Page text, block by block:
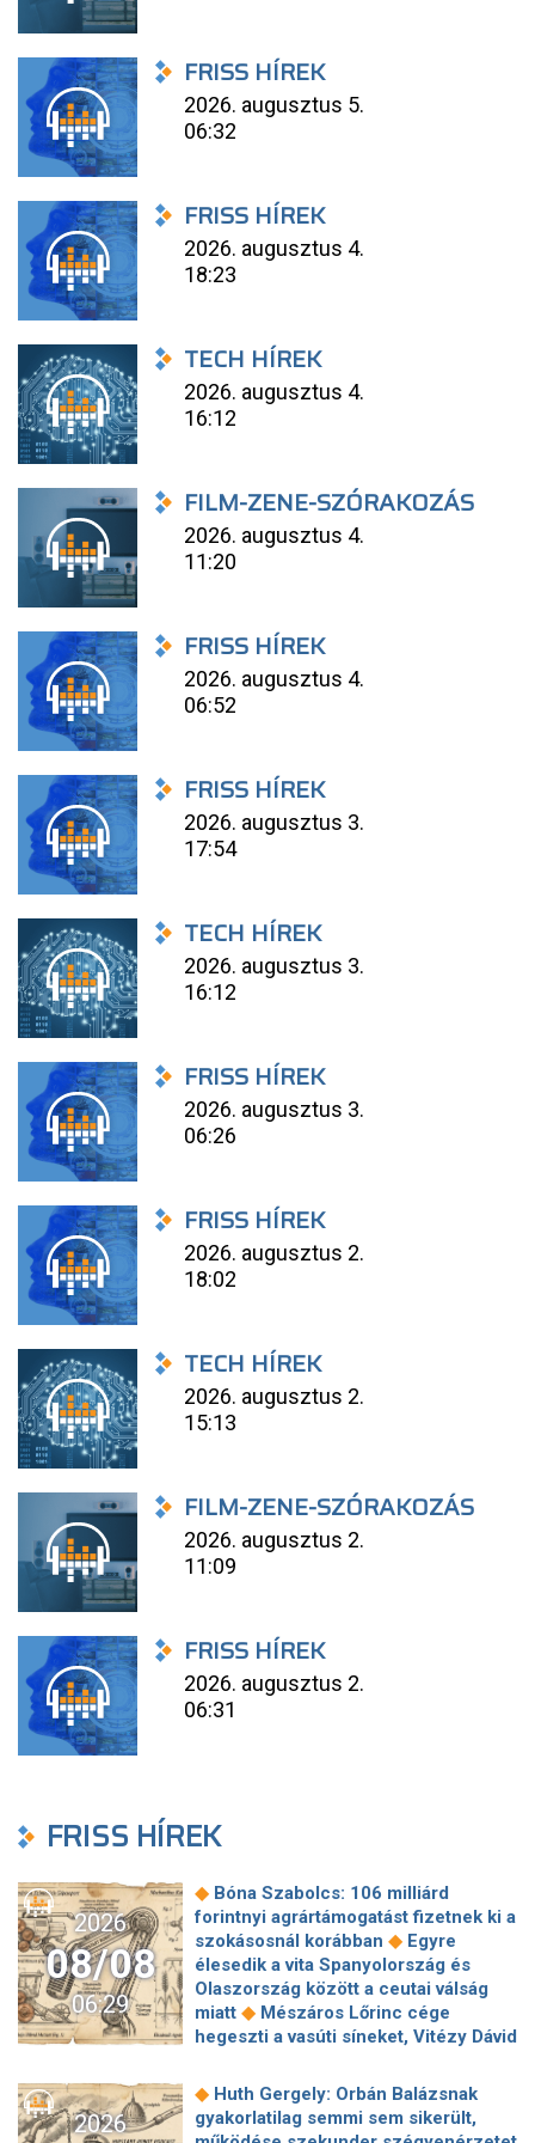
FRISS HÍREK
2026. augusztus 5.
06:32
FRISS HÍREK
2026. augusztus 4.
18:23
TECH HÍREK
2026. augusztus 4.
16:12
FILM-ZENE-SZÓRAKOZÁS
2026. augusztus 4.
11:20
FRISS HÍREK
2026. augusztus 4.
06:52
FRISS HÍREK
2026. augusztus 3.
17:54
TECH HÍREK
2026. augusztus 3.
16:12
FRISS HÍREK
2026. augusztus 3.
06:26
FRISS HÍREK
2026. augusztus 2.
18:02
TECH HÍREK
2026. augusztus 2.
15:13
FILM-ZENE-SZÓRAKOZÁS
2026. augusztus 2.
11:09
FRISS HÍREK
2026. augusztus 2.
06:31
FRISS HÍREK
2026
08/08
06:29
◆ Bóna Szabolcs: 106 milliárd
forintnyi agrártámogatást fizetnek ki a
szokásosnál korábban ◆ Egyre
élesedik a vita Spanyolország és
Olaszország között a ceutai válság
miatt ◆ Mészáros Lőrinc cége
hegeszti a vasúti síneket, Vitézy Dávid
tesz a Bosnyák téri irodakomplexum
beruházója, ha az állam felmondja a
szerződésüket ◆ Megérkezett
2026
◆ Huth Gergely: Orbán Balázsnak
gyakorlatilag semmi sem sikerült,